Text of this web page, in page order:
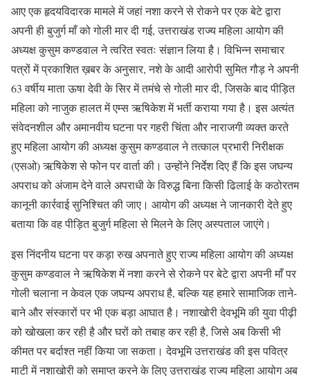
आए एक हृदयविदारक मामले में जहां नशा करने से रोकने पर एक बेटे द्वारा
अपनी ही बुजुर्ग माँ को गोली मार दी गई, उत्तराखंड राज्य महिला आयोग की
अध्यक्ष कुसुम कण्डवाल ने त्वरित स्वतः संज्ञान लिया है। विभिन्न समाचार
पत्रों में प्रकाशित ख़बर के अनुसार, नशे के आदी आरोपी सुमित गौड़ ने अपनी
63 वर्षीय माता ऊषा देवी के सिर में तमंचे से गोली मार दी, जिसके बाद पीड़ित
महिला को नाजुक हालत में एम्स ऋषिकेश में भर्ती कराया गया है। इस अत्यंत
संवेदनशील और अमानवीय घटना पर गहरी चिंता और नाराजगी व्यक्त करते
हुए महिला आयोग की अध्यक्ष कुसुम कण्डवाल ने तत्काल प्रभारी निरीक्षक
(एसओ) ऋषिकेश से फोन पर वार्ता की। उन्होंने निर्देश दिए हैं कि इस जघन्य
अपराध को अंजाम देने वाले अपराधी के विरुद्ध बिना किसी ढिलाई के कठोरतम
कानूनी कार्रवाई सुनिश्चित की जाए। आयोग की अध्यक्ष ने जानकारी देते हुए
बताया कि वह पीड़ित बुजुर्ग महिला से मिलने के लिए अस्पताल जाएंगे।
​इस निंदनीय घटना पर कड़ा रुख अपनाते हुए राज्य महिला आयोग की अध्यक्ष
कुसुम कण्डवाल ने ऋषिकेश में नशा करने से रोकने पर बेटे द्वारा अपनी माँ पर
गोली चलाना न केवल एक जघन्य अपराध है, बल्कि यह हमारे सामाजिक ताने-
बाने और संस्कारों पर भी एक बड़ा आघात है। नशाखोरी देवभूमि की युवा पीढ़ी
को खोखला कर रही है और घरों को तबाह कर रही है, जिसे अब किसी भी
कीमत पर बर्दाश्त नहीं किया जा सकता। देवभूमि उत्तराखंड की इस पवित्र
माटी में नशाखोरी को समाप्त करने के लिए उत्तराखंड राज्य महिला आयोग अब